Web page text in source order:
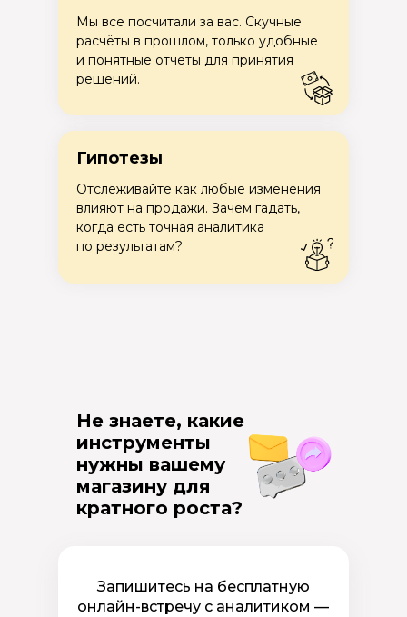
Мы все посчитали за вас. Скучные
расчёты в прошлом, только удобные
и понятные отчёты для принятия
решений.
Гипотезы
Отслеживайте как любые изменения
влияют на продажи. Зачем гадать,
когда есть точная аналитика
по результатам?
Запишитесь на бесплатную
онлайн-встречу с аналитиком —
Не знаете, какие
инструменты
нужны вашему
магазину для
кратного роста?